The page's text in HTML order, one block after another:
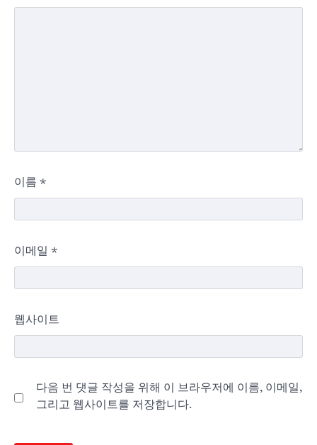
이름 *
이메일 *
웹사이트
다음 번 댓글 작성을 위해 이 브라우저에 이름, 이메일,
그리고 웹사이트를 저장합니다.